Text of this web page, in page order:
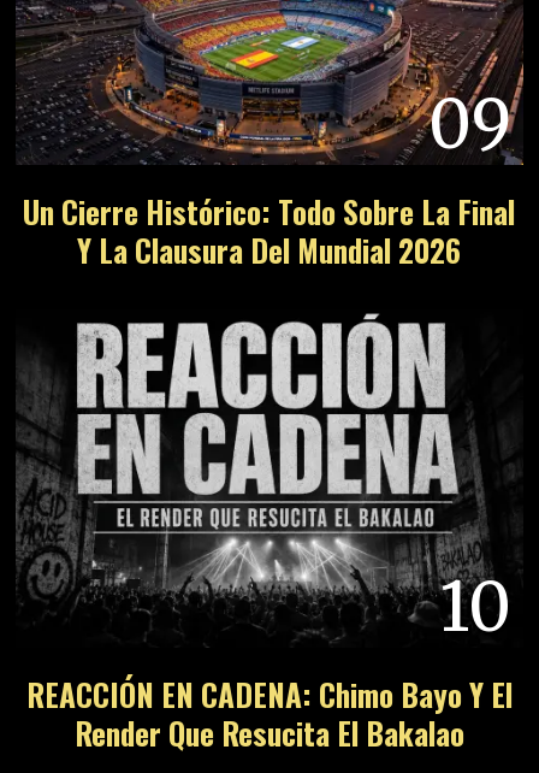
09
Un Cierre Histórico: Todo Sobre La Final
Y La Clausura Del Mundial 2026
10
REACCIÓN EN CADENA: Chimo Bayo Y El
Render Que Resucita El Bakalao